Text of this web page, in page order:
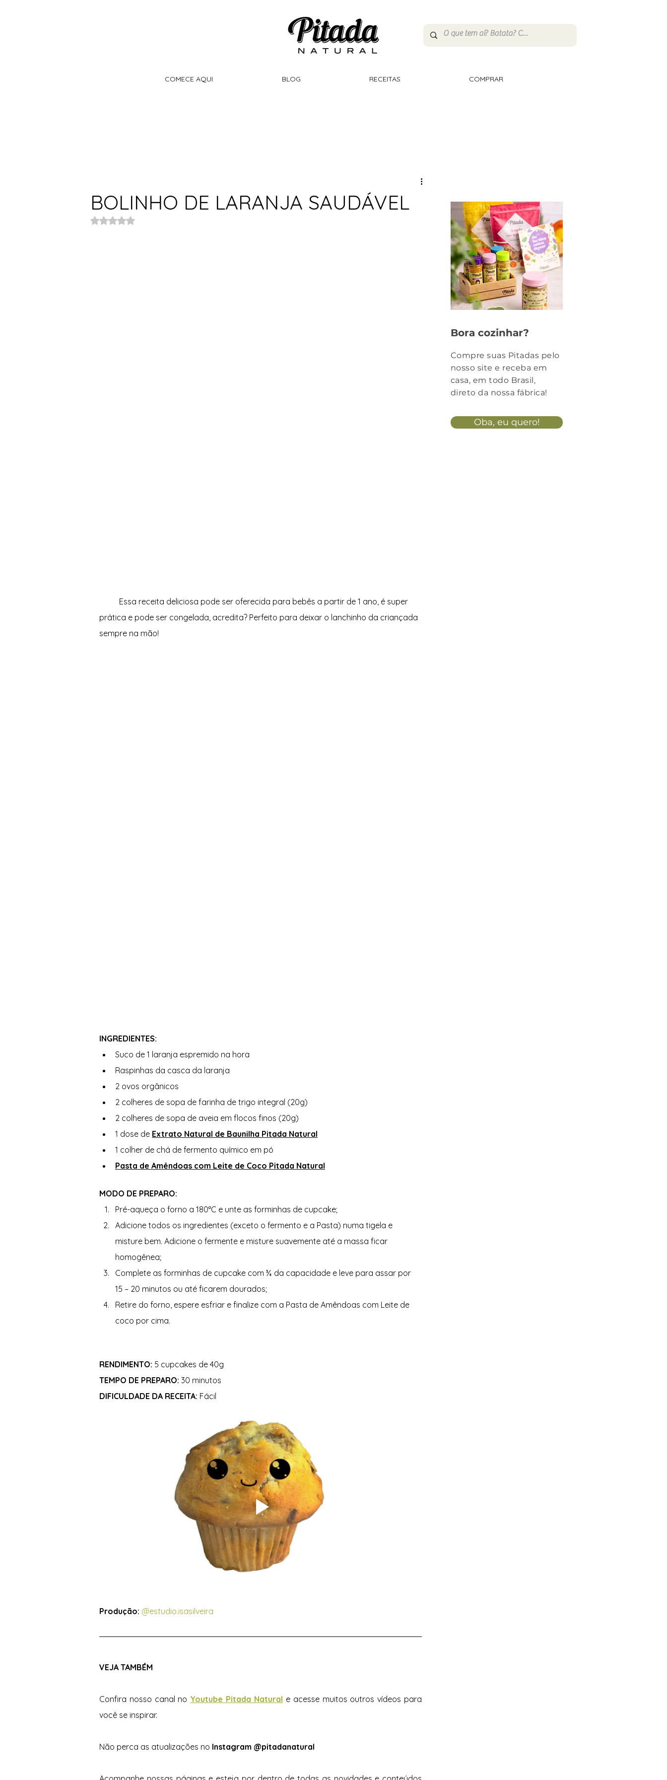
COMECE AQUI BLOG RECEITAS COMPRAR
BOLINHO DE LARANJA SAUDÁVEL
Avaliado com NaN de 5 estrelas.
Essa receita deliciosa pode ser oferecida para bebês a partir de 1 ano, é super
prática e pode ser congelada, acredita? Perfeito para deixar o lanchinho da criançada
sempre na mão!
INGREDIENTES:
Suco de 1 laranja espremido na hora
Raspinhas da casca da laranja
2 ovos orgânicos
2 colheres de sopa de farinha de trigo integral (20g)
2 colheres de sopa de aveia em flocos finos (20g)
1 dose de Extrato Natural de Baunilha Pitada Natural
1 colher de chá de fermento químico em pó
Pasta de Amêndoas com Leite de Coco Pitada Natural
MODO DE PREPARO:
Pré-aqueça o forno a 180°C e unte as forminhas de cupcake;
Adicione todos os ingredientes (exceto o fermento e a Pasta) numa tigela e
misture bem. Adicione o fermente e misture suavemente até a massa ficar
homogênea;
Complete as forminhas de cupcake com ¾ da capacidade e leve para assar por
15 – 20 minutos ou até ficarem dourados;
Retire do forno, espere esfriar e finalize com a Pasta de Amêndoas com Leite de
coco por cima.
RENDIMENTO: 5 cupcakes de 40g
TEMPO DE PREPARO: 30 minutos
DIFICULDADE DA RECEITA: Fácil
Produção: @estudio.isasilveira
VEJA TAMBÉM
Confira nosso canal no Youtube Pitada Natural e acesse muitos outros vídeos para
você se inspirar.
Não perca as atualizações no Instagram @pitadanatural
Bora cozinhar?
Compre suas Pitadas pelo
nosso site e receba em
casa, em todo Brasil,
direto da nossa fábrica!
Oba, eu quero!